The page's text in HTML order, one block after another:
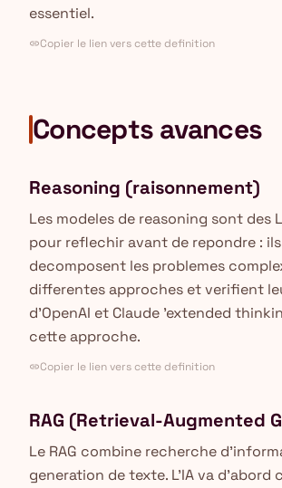
essentiel.
linkCopier le lien vers cette definition
Concepts avances
Reasoning (raisonnement)
Les modeles de reasoning sont des
pour reflechir avant de repondre : ils
decomposent les problemes
differentes approches et verifient
d'OpenAI et Claude 'extended
cette approche.
linkCopier le lien vers cette definition
RAG (Retrieval-Augmented
Le RAG combine recherche
generation de texte. L'IA va d'abord